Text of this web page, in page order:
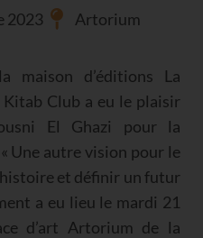
2023 Artorium
maison d’éditions La
Kitab Club a eu le plaisir
El Ghazi pour la
Une autre vision pour le
et définir un futur
a eu lieu le mardi 21
d’art Artorium de la